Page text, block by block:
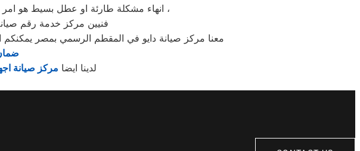
انهاء مشكلة طارئة او عطل بسيط هو امر نقدره تمام ونقدم لك الحلول الممكنة والمساعدة قدر المستطاع ،
فنيين مركز خدمة رقم
معنا مركز صيانة دايو في المقطم الرسمي بمصر يمكنكم
لدينا ايضا مركز صيانة